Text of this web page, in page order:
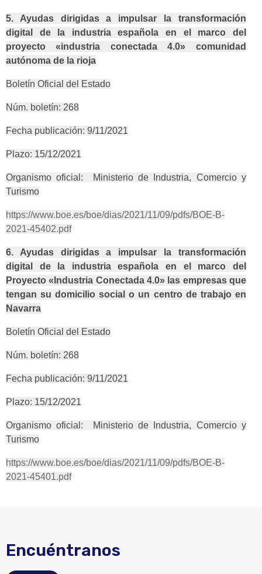
5. Ayudas dirigidas a impulsar la transformación
digital de la industria española en el marco del
proyecto «industria conectada 4.0» comunidad
autónoma de la rioja
Boletín Oficial del Estado
Núm. boletín: 268
Fecha publicación: 9/11/2021
Plazo: 15/12/2021
Organismo oficial: Ministerio de Industria, Comercio y
Turismo
https://www.boe.es/boe/dias/2021/11/09/pdfs/BOE-B-
2021-45402.pdf
6. Ayudas dirigidas a impulsar la transformación
digital de la industria española en el marco del
Proyecto «Industria Conectada 4.0» las empresas que
tengan su domicilio social o un centro de trabajo en
Navarra
Boletín Oficial del Estado
Núm. boletín: 268
Fecha publicación: 9/11/2021
Plazo: 15/12/2021
Organismo oficial: Ministerio de Industria, Comercio y
Turismo
https://www.boe.es/boe/dias/2021/11/09/pdfs/BOE-B-
2021-45401.pdf
Encuéntranos